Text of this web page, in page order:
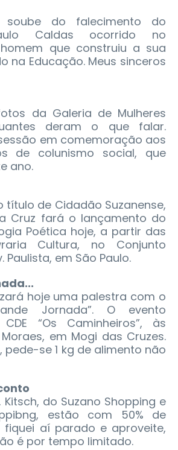
soube do falecimento do
Caldas ocorrido no
que construiu a sua
na Educação. Meus sinceros
da Galeria de Mulheres
deram o que falar.
em comemoração aos
de colunismo social, que
ano.
título de Cidadão Suzanense,
Cruz fará o lançamento do
Poética hoje, a partir das
Cultura, no Conjunto
Paulista, em São Paulo.
hoje uma palestra com o
Jornada”. O evento
“Os Caminheiros”, às
em Mogi das Cruzes.
se 1 kg de alimento não
do Suzano Shopping e
estão com 50% de
fiquei aí parado e aproveite,
é por tempo limitado.